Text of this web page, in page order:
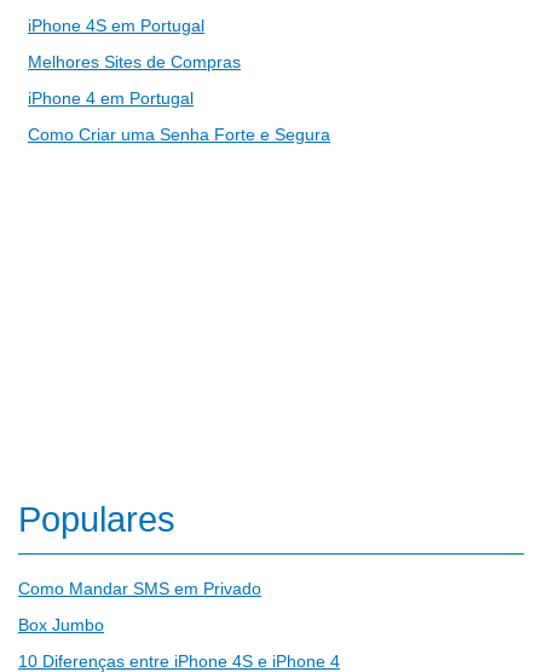
iPhone 4S em Portugal
Melhores Sites de Compras
iPhone 4 em Portugal
Como Criar uma Senha Forte e Segura
Populares
Como Mandar SMS em Privado
Box Jumbo
10 Diferenças entre iPhone 4S e iPhone 4